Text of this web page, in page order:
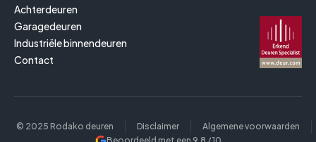
Achterdeuren
Garagedeuren
Industriële binnendeuren
Contact
© 2025 Rodako deuren Disclaimer
Algemene voorwaarden